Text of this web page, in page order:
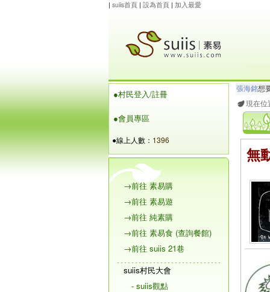
| suiis首頁| 設為首頁| 加入最愛
●村民登入/註冊
●會員專區
●線上人數： 1396
→前往 素易購
→前往 素易遊
→前往 純素購
→前往 素易食 (查詢餐館)
→前往 suiis 21巷
suiis村民大會
- suiis觀點
張海銘想
玲瓏虹想
現在位
無